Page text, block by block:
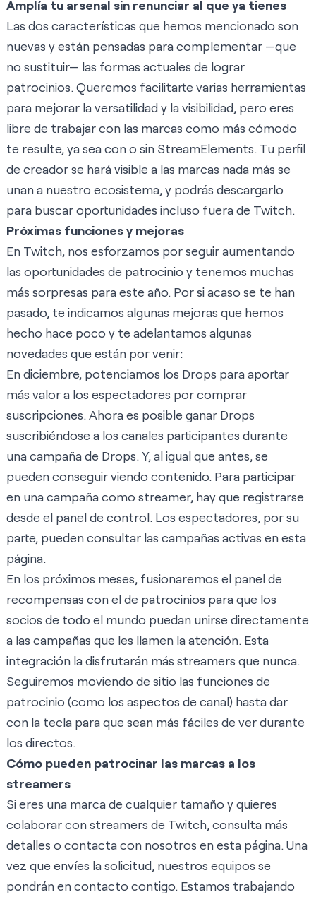
Amplía tu arsenal sin renunciar al que ya tienes
Las dos características que hemos mencionado son
nuevas y están pensadas para complementar —que
no sustituir— las formas actuales de lograr
patrocinios. Queremos facilitarte varias herramientas
para mejorar la versatilidad y la visibilidad, pero eres
libre de trabajar con las marcas como más cómodo
te resulte, ya sea con o sin StreamElements. Tu perfil
de creador se hará visible a las marcas nada más se
unan a nuestro ecosistema, y podrás descargarlo
para buscar oportunidades incluso fuera de Twitch.
Próximas funciones y mejoras
En Twitch, nos esforzamos por seguir aumentando
las oportunidades de patrocinio y tenemos muchas
más sorpresas para este año. Por si acaso se te han
pasado, te indicamos algunas mejoras que hemos
hecho hace poco y te adelantamos algunas
novedades que están por venir:
En diciembre, potenciamos los Drops para aportar
más valor a los espectadores por comprar
suscripciones. Ahora es posible ganar Drops
suscribiéndose a los canales participantes durante
una campaña de Drops. Y, al igual que antes, se
pueden conseguir viendo contenido. Para participar
en una campaña como streamer, hay que registrarse
desde el panel de control. Los espectadores, por su
parte, pueden consultar las campañas activas enesta
página.
En los próximos meses, fusionaremos el panel de
recompensas con el de patrocinios para que los
socios de todo el mundo puedan unirse directamente
a las campañas que les llamen la atención. Esta
integración la disfrutarán más streamers que nunca.
Seguiremos moviendo de sitio las funciones de
patrocinio (como los aspectos de canal) hasta dar
con la tecla para que sean más fáciles de ver durante
los directos.
Cómo pueden patrocinar las marcas a los
streamers
Si eres una marca de cualquier tamaño y quieres
colaborar con streamers de Twitch, consulta más
detalles o contacta con nosotros enesta página. Una
vez que envíes la solicitud, nuestros equipos se
pondrán en contacto contigo. Estamos trabajando